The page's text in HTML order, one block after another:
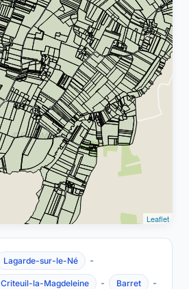
Leaflet
Lagarde-sur-le-Né -
Criteuil-la-Magdeleine - Barret -